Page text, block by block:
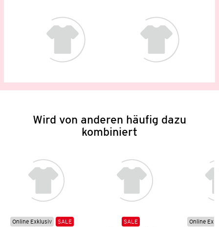
Wird von anderen häufig dazu
kombiniert
Online Exklusiv
SALE
SALE
Online